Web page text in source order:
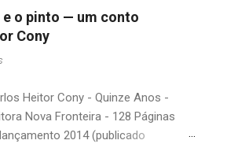
brasileiros, somos forçados
avaliação burocrática na escola e
adquirindo uma certa
a determinado livro ou autor
o contrário. É surpreendente
uma segunda visita a essas
já em nossa maturidade, pode
e o pinto — um conto
Cony
Heitor Cony - Quinze Anos -
Nova Fronteira - 128 Páginas
2014 (publicado